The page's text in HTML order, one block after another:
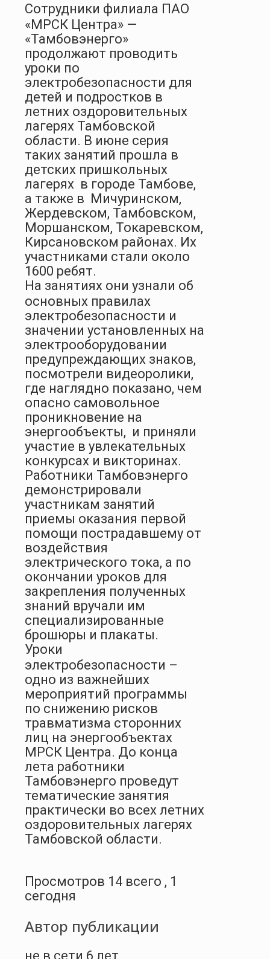
Сотрудники филиала ПАО
«МРСК Центра» —
«Тамбовэнерго»
продолжают проводить
уроки по
электробезопасности для
детей и подростков в
летних оздоровительных
лагерях Тамбовской
области. В июне серия
таких занятий прошла в
детских пришкольных
лагерях в городе Тамбове,
а также в Мичуринском,
Жердевском, Тамбовском,
Моршанском, Токаревском,
Кирсановском районах. Их
участниками стали около
1600 ребят.
На занятиях они узнали об
основных правилах
электробезопасности и
значении установленных на
электрооборудовании
предупреждающих знаков,
посмотрели видеоролики,
где наглядно показано, чем
опасно самовольное
проникновение на
энергообъекты, и приняли
участие в увлекательных
конкурсах и викторинах.
Работники Тамбовэнерго
демонстрировали
участникам занятий
приемы оказания первой
помощи пострадавшему от
воздействия
электрического тока, а по
окончании уроков для
закрепления полученных
знаний вручали им
специализированные
брошюры и плакаты.
Уроки
электробезопасности –
одно из важнейших
мероприятий программы
по снижению рисков
травматизма сторонних
лиц на энергообъектах
МРСК Центра. До конца
лета работники
Тамбовэнерго проведут
тематические занятия
практически во всех летних
оздоровительных лагерях
Тамбовской области.
Просмотров 14 всего , 1
сегодня
Автор публикации
не в сети 6 лет